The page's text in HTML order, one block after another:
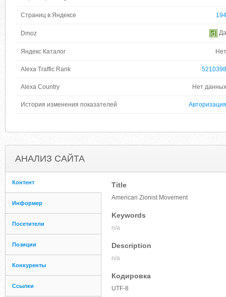
Страниц в Яндексе 194
Dmoz Да
Яндекс Каталог Нет
Alexa Traffic Rank 5210398
Alexa Country Нет данных
История изменения показателей Авторизация
АНАЛИЗ САЙТА
Контент
Информер
Посетители
Позиции
Конкуренты
Ссылки
Title
American Zionist Movement
Keywords
n/a
Description
n/a
Кодировка
UTF-8